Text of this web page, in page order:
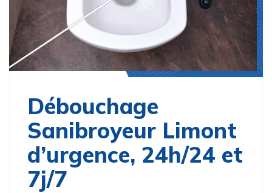
Débouchage
Sanibroyeur Limont
d’urgence, 24h/24 et
7j/7